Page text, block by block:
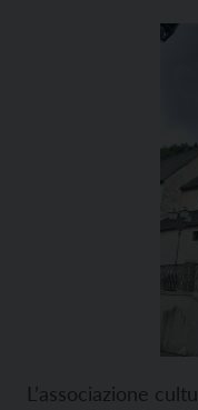
L’associazione